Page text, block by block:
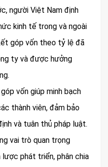
người Việt Nam định
kinh tế trong và ngoài
góp vốn theo tỷ lệ đã
ty và được hưởng
vốn giúp minh bạch
thành viên, đảm bảo
và tuân thủ pháp luật.
vai trò quan trọng
phát triển, phân chia